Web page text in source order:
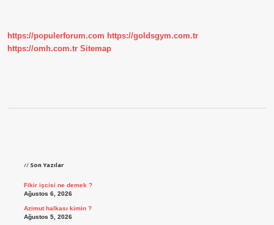
https://populerforum.com https://goldsgym.com.tr
https://omh.com.tr Sitemap
Son Yazılar
Fikir işcisi ne demek ?
Ağustos 6, 2026
Azimut halkası kimin ?
Ağustos 5, 2026